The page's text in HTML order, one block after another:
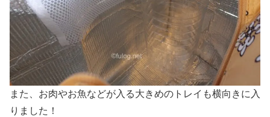
また、お肉やお魚などが入る大きめのトレイも横向きに入
りました！